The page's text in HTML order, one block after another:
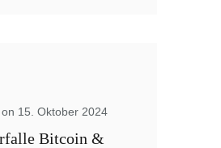
15. Oktober 2024
Bitcoin &